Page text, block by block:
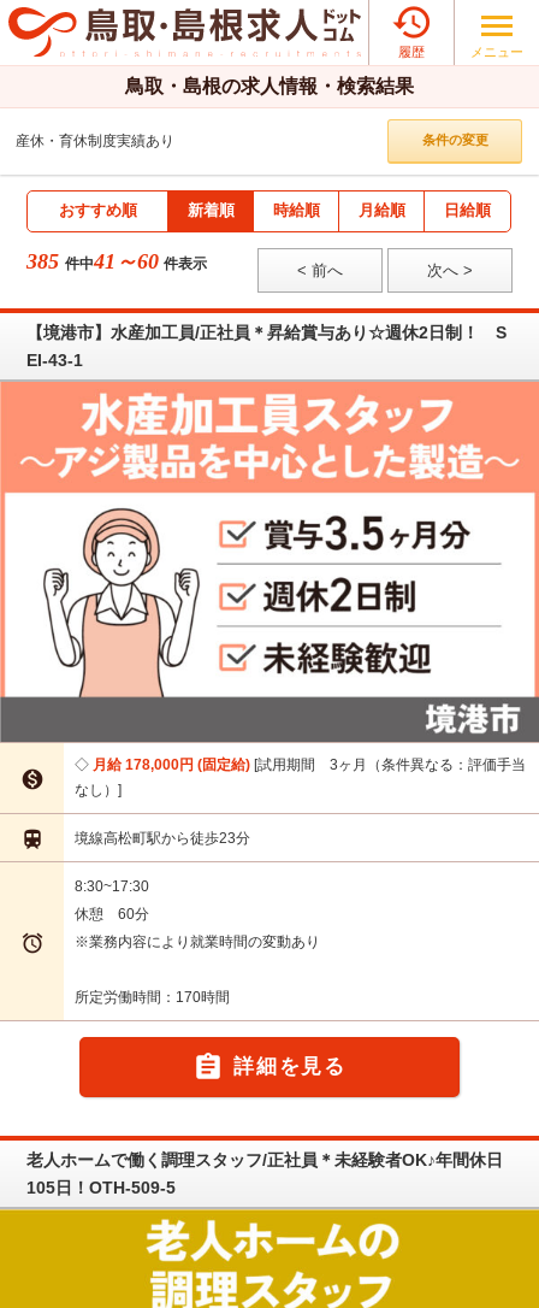

履歴 メニュー
鳥取・島根の求人情報・検索結果
産休・育休制度実績あり 条件の変更
おすすめ順 新着順 時給順 月給順 日給順
385 件中41～60 件表示 < 前へ 次へ >
【境港市】水産加工員/正社員＊昇給賞与あり☆週休2日制！ S
EI-43-1

月給 178,000円 (固定給) 試用期間 3ヶ月（条件異なる：評価手当
なし）
 境線高松町駅から徒歩23分

8:30~17:30
休憩 60分
※業務内容により就業時間の変動あり
所定労働時間：170時間
 詳細を見る
老人ホームで働く調理スタッフ/正社員＊未経験者OK♪年間休日
105日！OTH-509-5